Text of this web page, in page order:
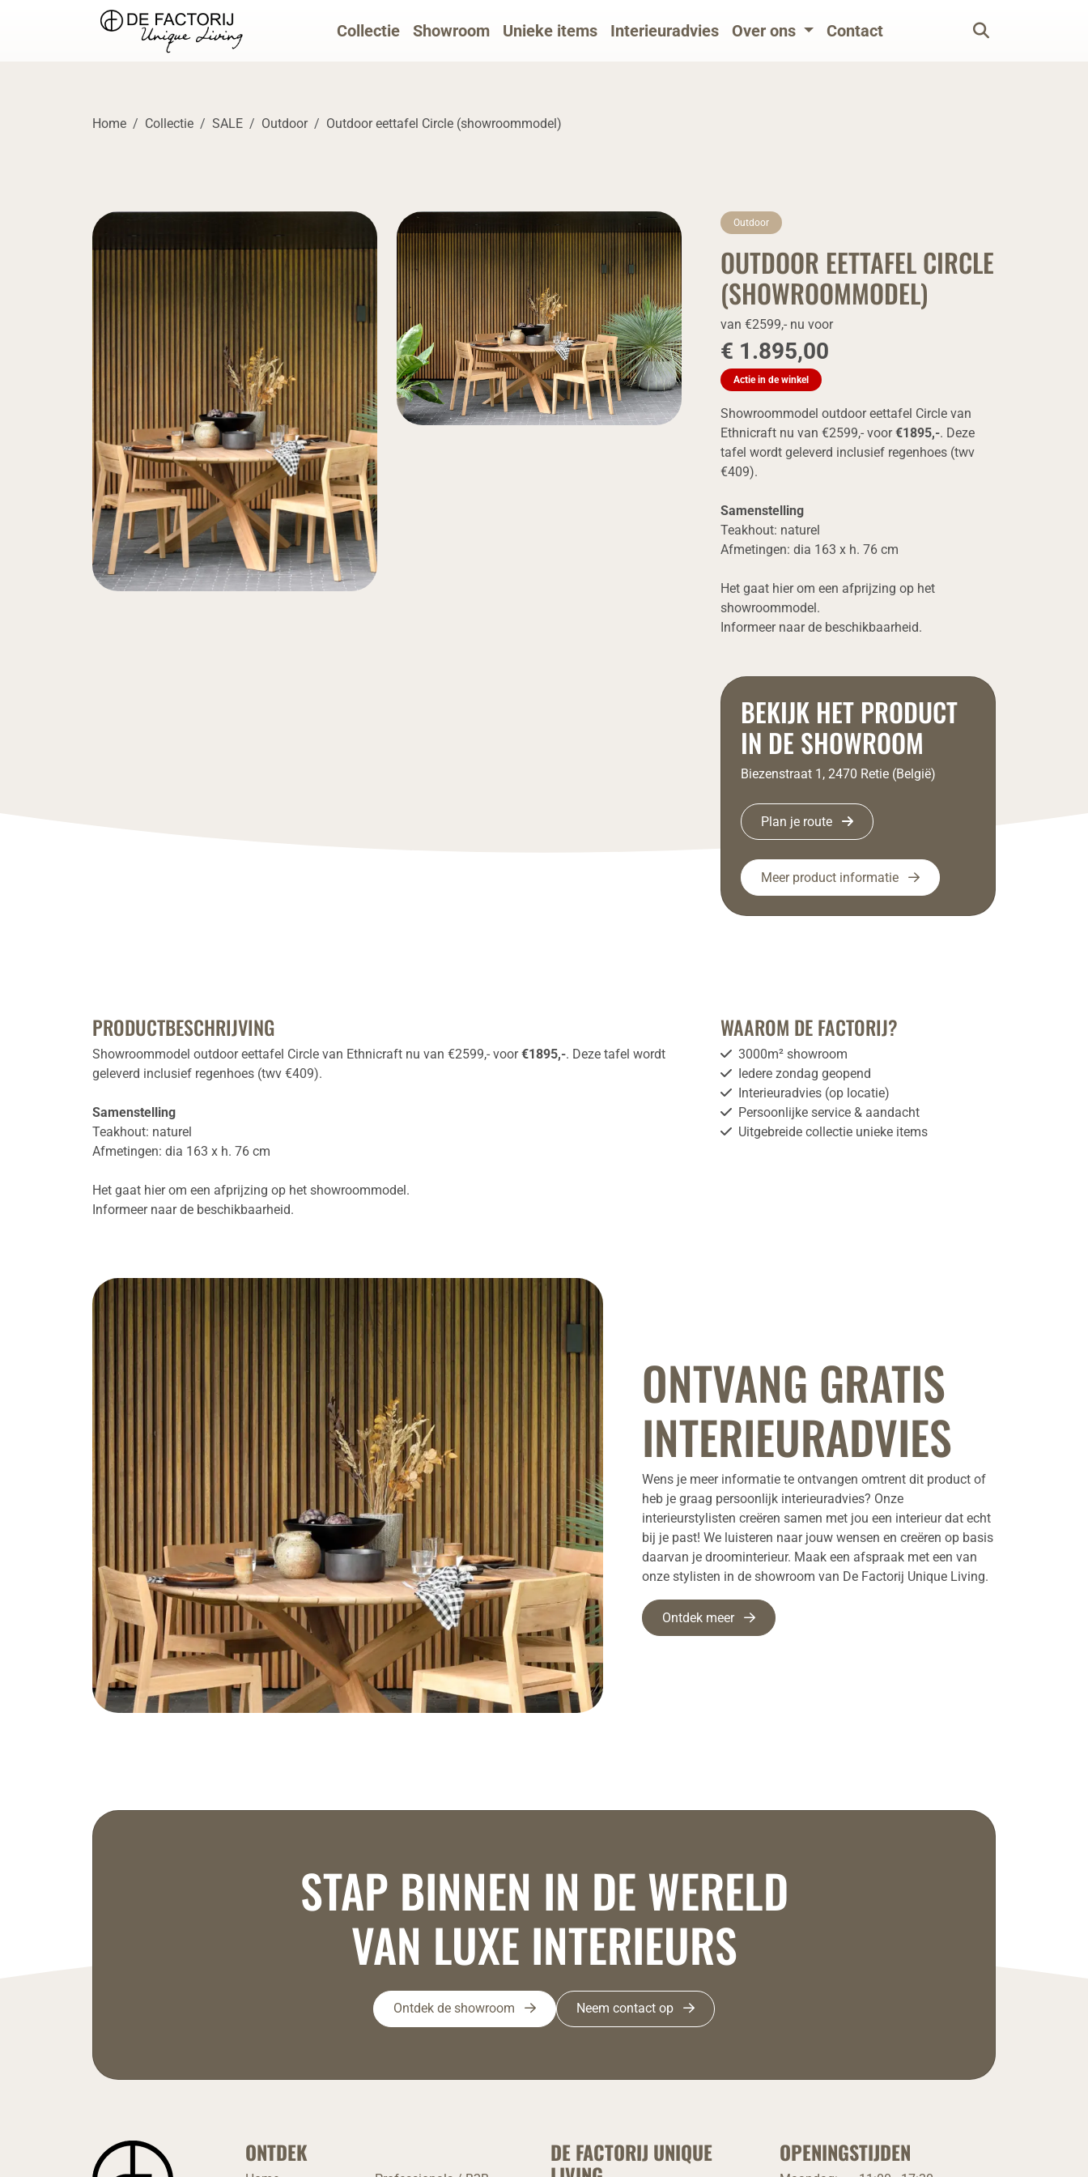
Collectie Showroom Unieke items Interieuradvies Over ons Contact
Home Collectie SALE Outdoor Outdoor eettafel Circle (showroommodel)
Outdoor
OUTDOOR EETTAFEL CIRCLE
(SHOWROOMMODEL)
van €2599,- nu voor
€ 1.895,00
Actie in de winkel
Showroommodel outdoor eettafel Circle van
Ethnicraft nu van €2599,- voor€1895,-. Deze
tafel wordt geleverd inclusief regenhoes (twv
€409).
Samenstelling
Teakhout: naturel
Afmetingen: dia 163 x h. 76 cm
Het gaat hier om een afprijzing op het
showroommodel.
Informeer naar de beschikbaarheid.
BEKIJK HET PRODUCT
IN DE SHOWROOM
Biezenstraat 1, 2470 Retie (België)
Plan je route
Meer product informatie
PRODUCTBESCHRIJVING
Showroommodel outdoor eettafel Circle van Ethnicraft nu van €2599,- voor€1895,-. Deze tafel wordt
geleverd inclusief regenhoes (twv €409).
Samenstelling
Teakhout: naturel
Afmetingen: dia 163 x h. 76 cm
Het gaat hier om een afprijzing op het showroommodel.
Informeer naar de beschikbaarheid.
WAAROM DE FACTORIJ?
3000m² showroom
Iedere zondag geopend
Interieuradvies (op locatie)
Persoonlijke service & aandacht
Uitgebreide collectie unieke items
ONTVANG GRATIS
INTERIEURADVIES
Wens je meer informatie te ontvangen omtrent dit product of
heb je graag persoonlijk interieuradvies? Onze
interieurstylisten creëren samen met jou een interieur dat echt
bij je past! We luisteren naar jouw wensen en creëren op basis
daarvan je droominterieur. Maak een afspraak met een van
onze stylisten in de showroom van De Factorij Unique Living.
Ontdek meer
STAP BINNEN IN DE WERELD
VAN LUXE INTERIEURS
Ontdek de showroom Neem contact op
ONTDEK DE FACTORIJ UNIQUE OPENINGSTIJDEN